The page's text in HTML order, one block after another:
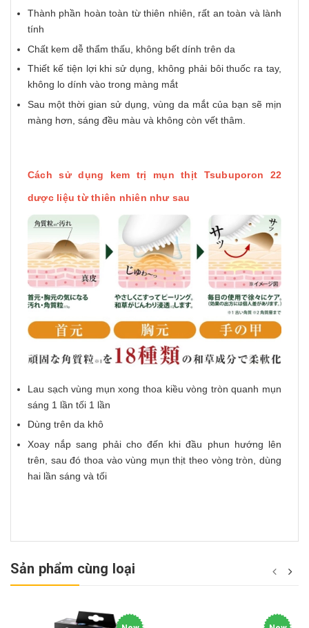
Thành phần hoàn toàn từ thiên nhiên, rất an toàn và lành
tính
Chất kem dễ thẩm thấu, không bết dính trên da
Thiết kế tiện lợi khi sử dụng, không phải bôi thuốc ra tay,
không lo dính vào trong màng mắt
Sau một thời gian sử dụng, vùng da mắt của bạn sẽ mịn
màng hơn, sáng đều màu và không còn vết thâm.
Cách sử dụng kem trị mụn thịt Tsubuporon 22
dược liệu từ thiên nhiên như sau
Lau sạch vùng mụn xong thoa kiều vòng tròn quanh mụn
sáng 1 lần tối 1 lần
Dùng trên da khô
Xoay nắp sang phải cho đến khi đầu phun hướng lên
trên, sau đó thoa vào vùng mụn thịt theo vòng tròn, dùng
hai lần sáng và tối
Sản phẩm cùng loại